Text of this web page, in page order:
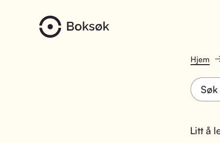
Hjem
Litt å